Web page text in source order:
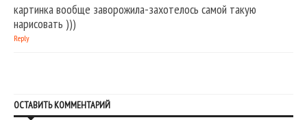
картинка вообще заворожила-захотелось самой такую
нарисовать )))
Reply
ОСТАВИТЬ КОММЕНТАРИЙ